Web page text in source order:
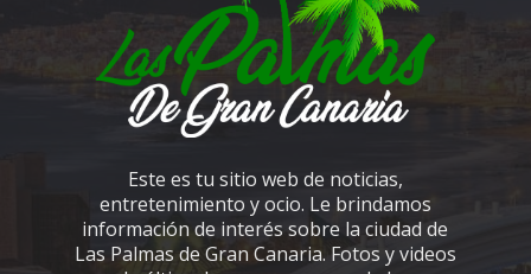
Este es tu sitio web de noticias,
entretenimiento y ocio. Le brindamos
información de interés sobre la ciudad de
Las Palmas de Gran Canaria. Fotos y videos